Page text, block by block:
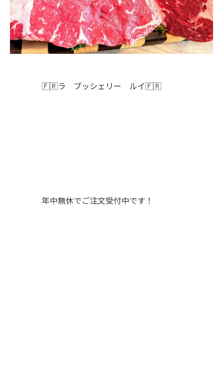
🇫🇷ラ ブッシェリー ルイ🇫🇷
年中無休でご注文受付中です！